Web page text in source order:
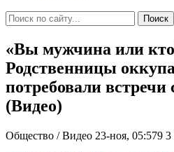
Поиск
«Вы мужчина или
Родственницы
потребовали
(Видео)
Общество / Видео 23-ноя, 05:579 3